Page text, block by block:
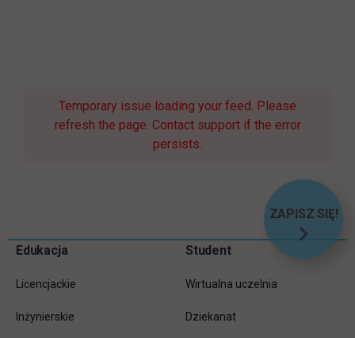
Temporary issue loading your feed. Please
refresh the page. Contact support if the error
persists.
Pomiń
Informacje w stopce
Edukacja
Licencjackie
Inżynierskie
Student
Wirtualna uczelnia
Dziekanat
ZAPISZ SIĘ!
LINK